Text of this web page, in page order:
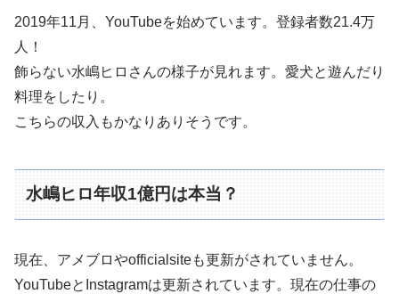
2019年11月、YouTubeを始めています。登録者数21.4万
人！
飾らない水嶋ヒロさんの様子が見れます。愛犬と遊んだり
料理をしたり。
こちらの収入もかなりありそうです。
水嶋ヒロ年収1億円は本当？
現在、アメブロやofficialsiteも更新がされていません。
YouTubeとInstagramは更新されています。現在の仕事の